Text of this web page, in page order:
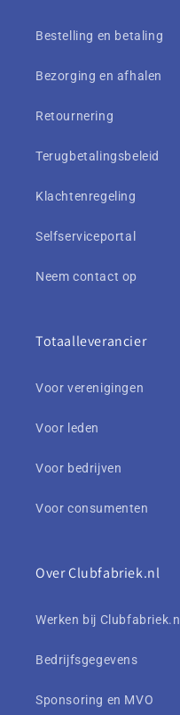
Bestelling en betaling
Bezorging en afhalen
Retournering
Terugbetalingsbeleid
Klachtenregeling
Selfserviceportal
Neem contact op
Totaalleverancier
Voor verenigingen
Voor leden
Voor bedrijven
Voor consumenten
Over Clubfabriek.nl
Werken bij Clubfabriek.nl
Bedrijfsgegevens
Sponsoring en MVO